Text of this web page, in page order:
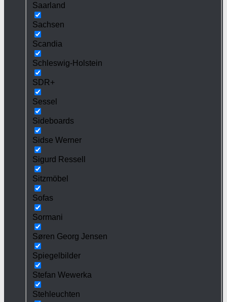
Saarland
Sachsen
Scandia
Schleswig-Holstein
SDR+
Sessel
Sideboards
Sidse Werner
Sigurd Ressell
Sitzmöbel
Sofas
Sormani
Søren Georg Jensen
Spiegelbilder
Stefan Wewerka
Stehleuchten